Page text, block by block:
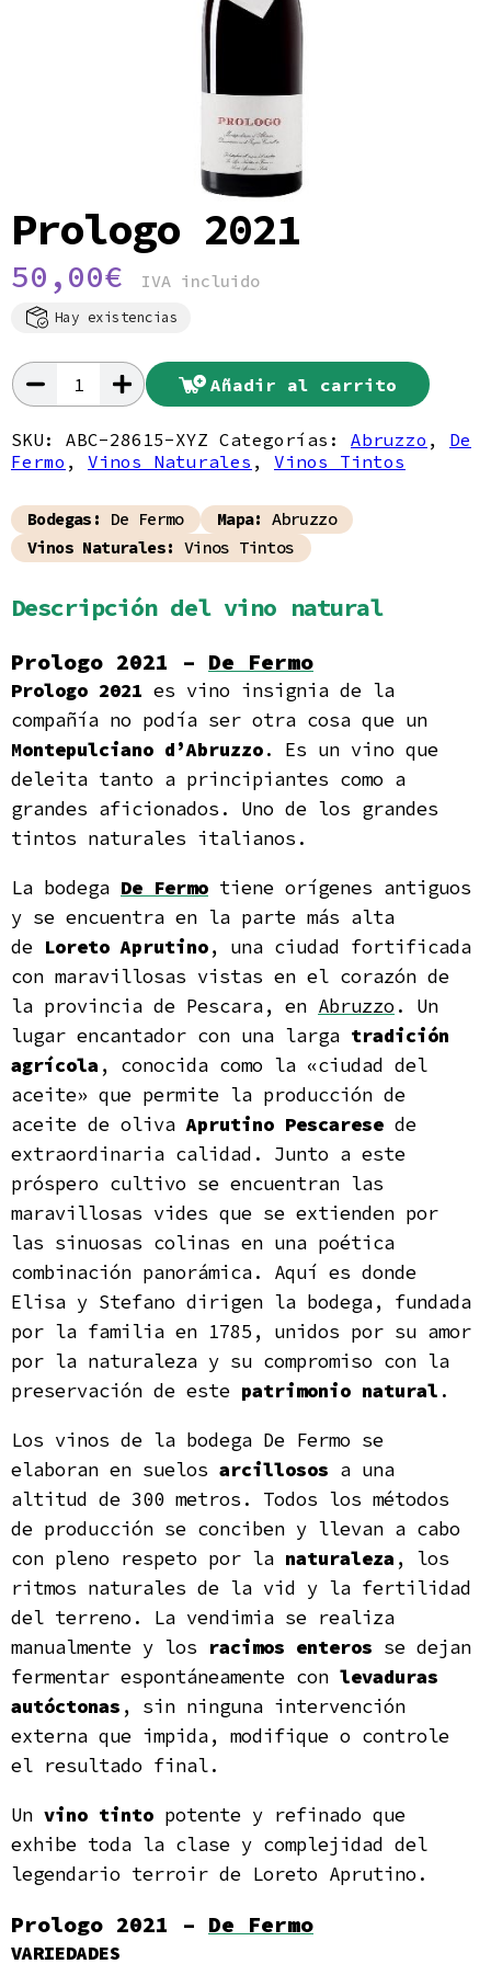
Política de privacidad
Prologo 2021
50,00€ IVA incluido
Hay existencias
Prologo
2021
Añadir al carrito
SKU: ABC-28615-XYZ Categorías: Abruzzo , De
Fermo , Vinos Naturales , Vinos Tintos
Bodegas: De Fermo Mapa: Abruzzo
Vinos Naturales: Vinos Tintos
Descripción del vino natural
Prologo 2021 – De Fermo
Prologo 2021 es vino insignia de la
compañía no podía ser otra cosa que un
Montepulciano d’Abruzzo. Es un vino que
deleita tanto a principiantes como a
grandes aficionados. Uno de los grandes
tintos naturales italianos.
La bodega De Fermo tiene orígenes antiguos
y se encuentra en la parte más alta
de Loreto Aprutino, una ciudad fortificada
con maravillosas vistas en el corazón de
la provincia de Pescara, en Abruzzo. Un
lugar encantador con una larga tradición
agrícola , conocida como la «ciudad del
aceite» que permite la producción de
aceite de olivaAprutino Pescarese de
extraordinaria calidad. Junto a este
próspero cultivo se encuentran las
maravillosas vides que se extienden por
las sinuosas colinas en una poética
combinación panorámica. Aquí es donde
Elisa y Stefano dirigen la bodega, fundada
por la familia en 1785, unidos por su amor
por la naturaleza y su compromiso con la
preservación de este patrimonio natural .
Los vinos de la bodega De Fermo se
elaboran en suelos arcillosos a una
altitud de 300 metros. Todos los métodos
de producción se conciben y llevan a cabo
con pleno respeto por la naturaleza , los
ritmos naturales de la vid y la fertilidad
del terreno. La vendimia se realiza
manualmente y los racimos enteros se dejan
fermentar espontáneamente con levaduras
autóctonas , sin ninguna intervención
externa que impida, modifique o controle
el resultado final.
Un vino tinto potente y refinado que
exhibe toda la clase y complejidad del
legendario terroir de Loreto Aprutino.
Prologo 2021 – De Fermo
VARIEDADES